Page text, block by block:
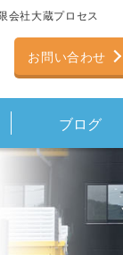
会社大蔵プロセス
お問い合わせ
ブログ